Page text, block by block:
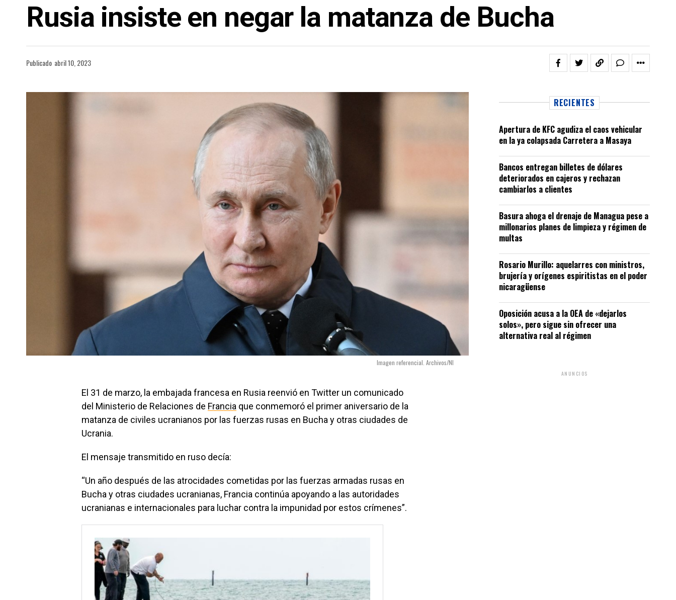
Rusia insiste en negar la matanza de Bucha
Publicado abril 10, 2023
Imagen referencial. Archivos/NI
El 31 de marzo, la embajada francesa en Rusia reenvió en Twitter un comunicado
del Ministerio de Relaciones de Francia que conmemoró el primer aniversario de la
matanza de civiles ucranianos por las fuerzas rusas en Bucha y otras ciudades de
Ucrania.
El mensaje transmitido en ruso decía:
“Un año después de las atrocidades cometidas por las fuerzas armadas rusas en
Bucha y otras ciudades ucranianas, Francia continúa apoyando a las autoridades
ucranianas e internacionales para luchar contra la impunidad por estos crímenes”.
RECIENTES
Apertura de KFC agudiza el caos vehicular
en la ya colapsada Carretera a Masaya
Bancos entregan billetes de dólares
deteriorados en cajeros y rechazan
cambiarlos a clientes
Basura ahoga el drenaje de Managua pese a
millonarios planes de limpieza y régimen de
multas
Rosario Murillo: aquelarres con ministros,
brujería y orígenes espiritistas en el poder
nicaragüense
Oposición acusa a la OEA de «dejarlos
solos», pero sigue sin ofrecer una
alternativa real al régimen
ANUNCIOS